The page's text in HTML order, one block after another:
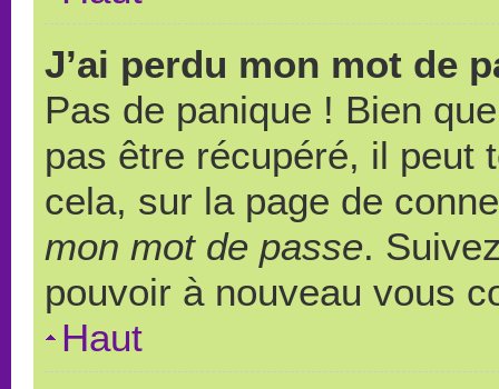
J’ai perdu mon mot de
Pas de panique ! Bien
pas être récupéré, il peut
cela, sur la page de
mon mot de passe.
pouvoir à nouveau vous
Haut